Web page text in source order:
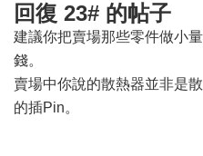
回復 23# 的帖子
建議你把賣場那些零件做小
錢。
賣場中你說的散熱器並非是
的插Pin。